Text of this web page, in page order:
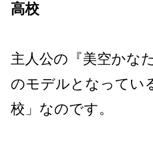
高校
主人公の『美空かな
のモデルとなってい
校」なのです。